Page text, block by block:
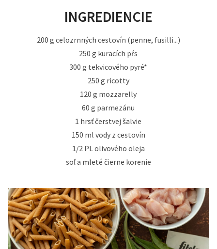
INGREDIENCIE
200 g celozrnných cestovín (penne, fusilli...)
250 g kuracích pŕs
300 g tekvicového pyré*
250 g ricotty
120 g mozzarelly
60 g parmezánu
1 hrsť čerstvej šalvie
150 ml vody z cestovín
1/2 PL olivového oleja
soľ a mleté čierne korenie